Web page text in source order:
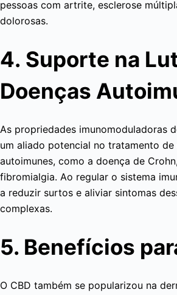
pessoas com artrite, esclerose
dolorosas.
4. Suporte na
Doenças
As propriedades imunomoduladoras
um aliado potencial no tratamento de
autoimunes, como a doença de
fibromialgia. Ao regular o sistema
a reduzir surtos e aliviar sintomas
complexas.
5. Benefícios
O CBD também se popularizou na